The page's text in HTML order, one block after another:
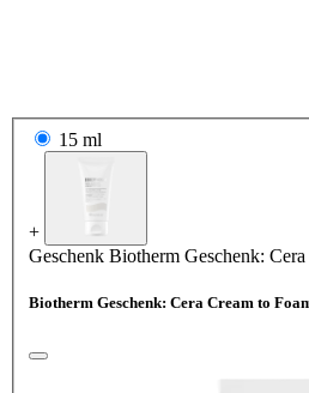
15 ml
+
Geschenk Biotherm Geschenk:
Biotherm Geschenk: Cera Cream to